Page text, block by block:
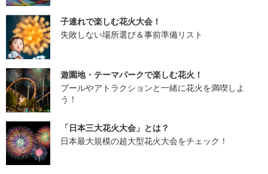
子連れで楽しむ花火大会！
失敗しない場所選び＆事前準備リスト
遊園地・テーマパークで楽しむ花火！
プールやアトラクションと一緒に花火を満喫しよ
う！
「日本三大花火大会」とは？
日本最大規模の超大型花火大会をチェック！